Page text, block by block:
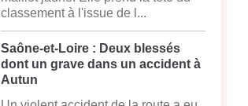
classement à l'issue de l...
Saône-et-Loire : Deux blessés
dont un grave dans un accident à
Autun